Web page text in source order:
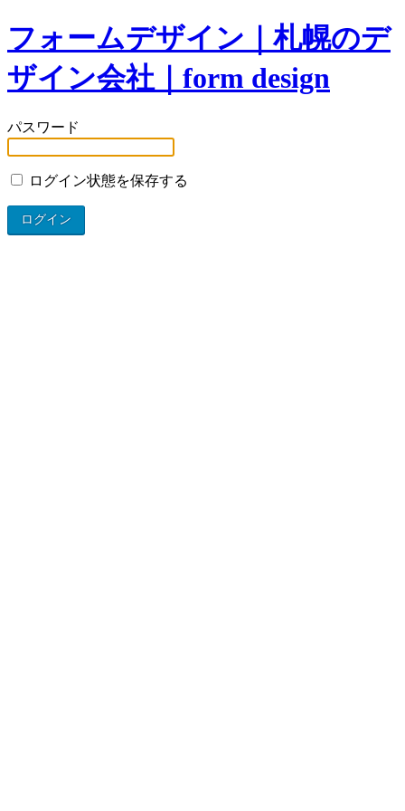
フォームデザイン｜札幌のデ
ザイン会社｜form design
パスワード
ログイン状態を保存する